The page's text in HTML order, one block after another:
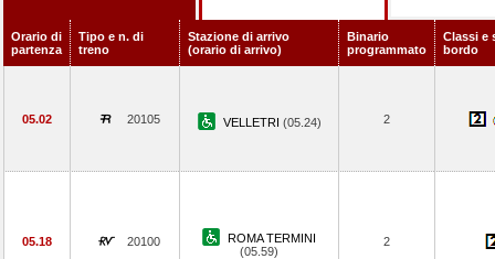
Orario di
partenza
Tipo e n. di
treno
Stazione di arrivo
(orario di arrivo)
Binario
programmato
Classi e
bordo
05.02 20105 VELLETRI (05.24) 2
05.18 20100
ROMA TERMINI
(05.59)
2